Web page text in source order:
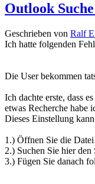
Outlook
Geschrieben von Ralf
Ich hatte folgenden
Die User bekommen
Ich dachte erste, dass
etwas Recherche habe
Dieses Einstellung
1.) Öffnen Sie die
2.) Suchen Sie hier den
3.) Fügen Sie danach